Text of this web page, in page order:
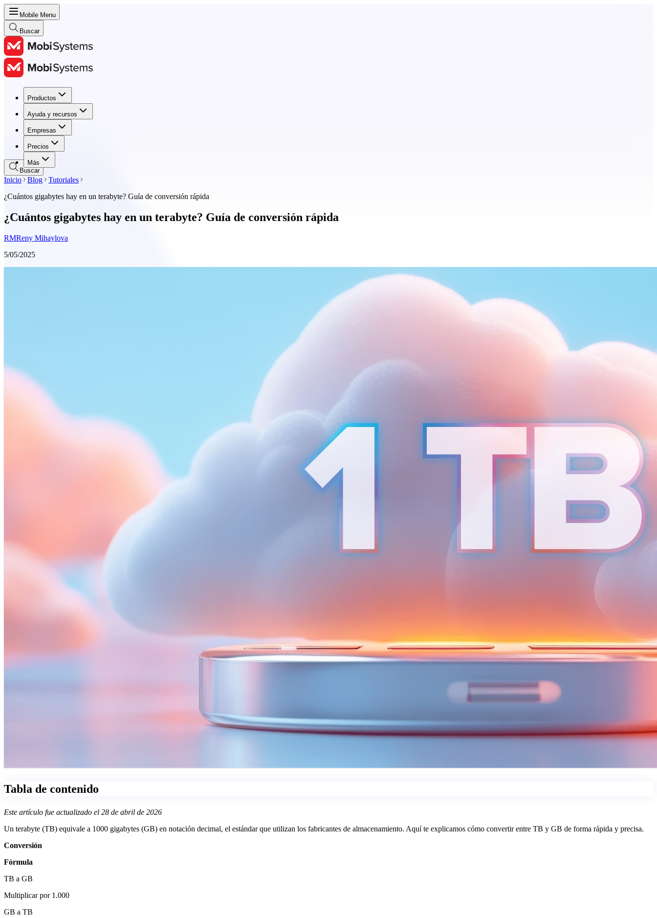
Mobile Menu
Buscar
Productos
Ayuda y recursos
Empresas
Precios
Más
Productos
Ayuda y recursos
Empresas
Precios
Buscar
Inicio Blog
Tutoriales
¿Cuántos gigabytes hay en un terabyte? Guía de conversión rápida
¿Cuántos gigabytes hay en un terabyte? Guía de conversión rápida
RMReny Mihaylova
5/05/2025
Tabla de contenido
Este artículo fue actualizado el 28 de abril de 2026
Un terabyte (TB) equivale a 1000 gigabytes (GB) en notación decimal, el estándar que utilizan los fabricantes de almacenamiento. Aquí te explicamos cómo convertir entre TB y GB de forma rápida y precisa.
Conversión
Fórmula
TB a GB
Multiplicar por 1.000
GB a TB